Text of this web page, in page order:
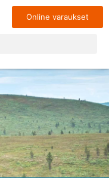
Online varaukset